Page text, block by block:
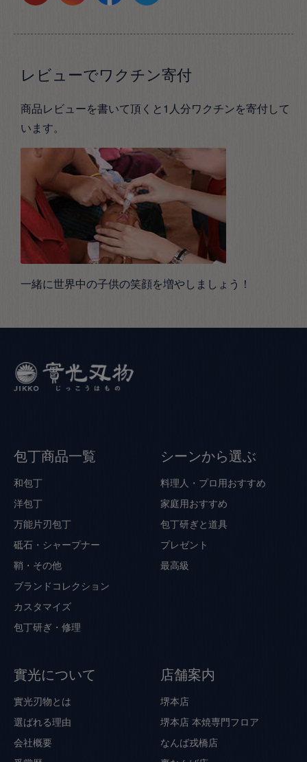
レビューでワクチン寄付
商品レビューを書いて頂くと1人分ワクチンを寄付して
います。
一緒に世界中の子供の笑顔を増やしましょう！
包丁商品一覧
和包丁
洋包丁
万能片刃包丁
砥石・シャープナー
鞘・その他
ブランドコレクション
カスタマイズ
包丁研ぎ・修理
シーンから選ぶ
料理人・プロ用おすすめ
家庭用おすすめ
包丁研ぎと道具
プレゼント
最高級
實光について
實光刃物とは
選ばれる理由
会社概要
店舗案内
堺本店
堺本店 本焼専門フロア
なんば戎橋店